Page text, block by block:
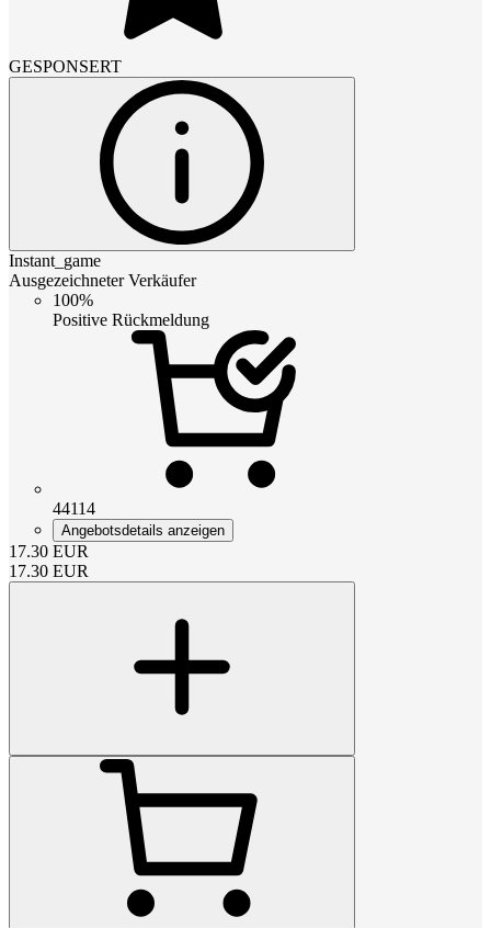
GESPONSERT
Instant_game
Ausgezeichneter Verkäufer
100%
Positive Rückmeldung
44114
Angebotsdetails anzeigen
17.30 EUR
17.30 EUR